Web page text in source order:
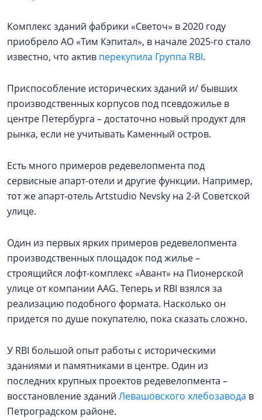
Комплекс зданий фабрики «Светоч» в 2020 году
приобрело АО «Тим Кэпитал», в начале 2025-го стало
известно, что актив перекупила Группа RBI.
Приспособление исторических зданий и/ бывших
производственных корпусов под псевдожилье в
центре Петербурга – достаточно новый продукт для
рынка, если не учитывать Каменный остров.
Есть много примеров редевелопмента под
сервисные апарт-отели и другие функции. Например,
тот же апарт-отель Artstudio Nevsky на 2-й Советской
улице.
Один из первых ярких примеров редевелопмента
производственных площадок под жилье –
строящийся лофт-комплекс «Авант» на Пионерской
улице от компании AAG. Теперь и RBI взялся за
реализацию подобного формата. Насколько он
придется по душе покупателю, пока сказать сложно.
У RBI большой опыт работы с историческими
зданиями и памятниками в центре. Один из
последних крупных проектов редевелопмента –
восстановление зданий Левашовского хлебозавода в
Петроградском районе.